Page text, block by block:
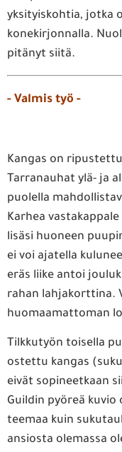
yksityiskohtia, jotka
konekirjonnalla.
pitänyt siitä.
- Valmis työ -
Kangas on
Tarranauhat ylä- ja
puolella
Karhea
lisäsi huoneen
ei voi ajatella
eräs liike antoi
rahan lahjakorttina.
huomaamattoman
Tilkkutyön toisella
ostettu kangas
eivät sopineetkaan
Guildin pyöreä kuvio
teemaa kuin
ansiosta olemassa